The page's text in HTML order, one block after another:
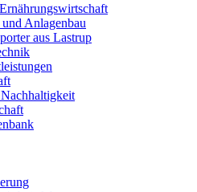
Anlagenbau
aus Lastrup